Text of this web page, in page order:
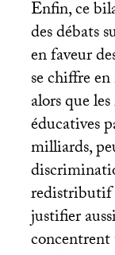
Enfin, ce
des débats
en faveur
se chiffre
alors que
éducatives
milliards,
justifier
concentrent